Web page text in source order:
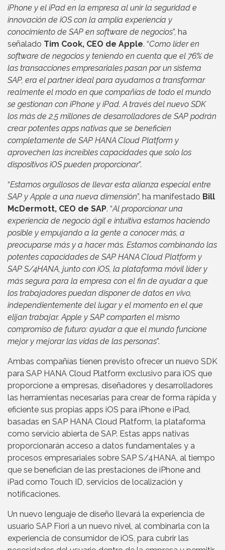
iPhone y el iPad en la empresa al unir la seguridad e
innovación de iOS con la amplia experiencia y
conocimiento de SAP en software de negocios”, ha
señalado Tim Cook, CEO de Apple. “Como líder en
software de negocios y teniendo en cuenta que el 76% de
las transacciones empresariales pasan por un sistema
SAP, era el partner ideal para ayudarnos a transformar
realmente el modo en que compañías de todo el mundo
se gestionan con iPhone y iPad. A través del nuevo SDK
los más de 2,5 millones de desarrolladores de SAP podrán
crear potentes apps nativas que se beneficien
completamente de SAP HANA Cloud Platform y
aprovechen las increíbles capacidades que solo los
dispositivos iOS pueden proporcionar”.
“Estamos orgullosos de llevar esta alianza especial entre
SAP y Apple a una nueva dimensión”, ha manifestado Bill
McDermott, CEO de SAP. “Al proporcionar una
experiencia de negocio ágil e intuitiva estamos haciendo
posible y empujando a la gente a conocer más, a
preocuparse más y a hacer más. Estamos combinando las
potentes capacidades de SAP HANA Cloud Platform y
SAP S/4HANA, junto con iOS, la plataforma móvil líder y
más segura para la empresa con el fin de ayudar a que
los trabajadores puedan disponer de datos en vivo,
independientemente del lugar y el momento en el que
elijan trabajar. Apple y SAP comparten el mismo
compromiso de futuro: ayudar a que el mundo funcione
mejor y mejorar las vidas de las personas”.
Ambas compañías tienen previsto ofrecer un nuevo SDK
para SAP HANA Cloud Platform exclusivo para iOS que
proporcione a empresas, diseñadores y desarrolladores
las herramientas necesarias para crear de forma rápida y
eficiente sus propias apps iOS para iPhone e iPad,
basadas en SAP HANA Cloud Platform, la plataforma
como servicio abierta de SAP. Estas apps nativas
proporcionarán acceso a datos fundamentales y a
procesos empresariales sobre SAP S/4HANA, al tiempo
que se benefician de las prestaciones de iPhone and
iPad como Touch ID, servicios de localización y
notificaciones.
Un nuevo lenguaje de diseño llevará la experiencia de
usuario SAP Fiori a un nuevo nivel, al combinarla con la
experiencia de consumidor de iOS, para cubrir las